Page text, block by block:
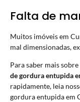
Falta de
Muitos imóveis em
mal dimensionadas,
Para saber mais
de gordura entupida
rapidamente, leia
gordura entupida em